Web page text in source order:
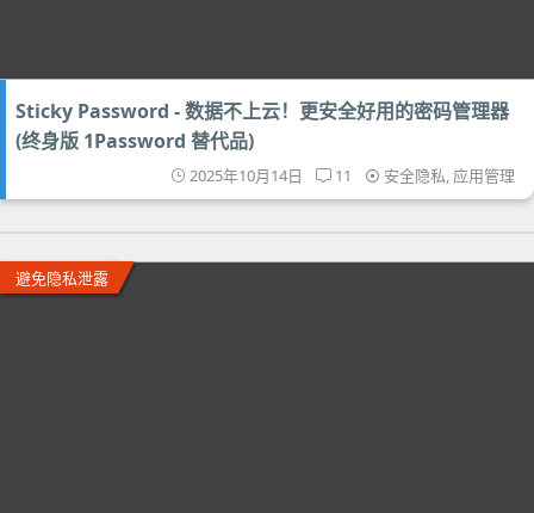
Sticky Password - 数据不上云！更安全好用的密码管理器
(终身版 1Password 替代品)
2025年10月14日 11 安全隐私, 应用管理
避免隐私泄露